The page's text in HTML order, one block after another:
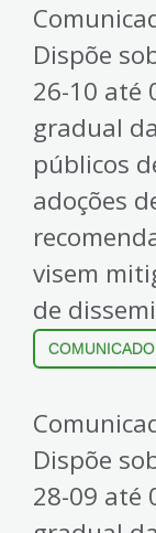
Dispõe
26-10 até
gradual
públicos
adoções
visem
de
COMUNICADO
Dispõe
28-09 até